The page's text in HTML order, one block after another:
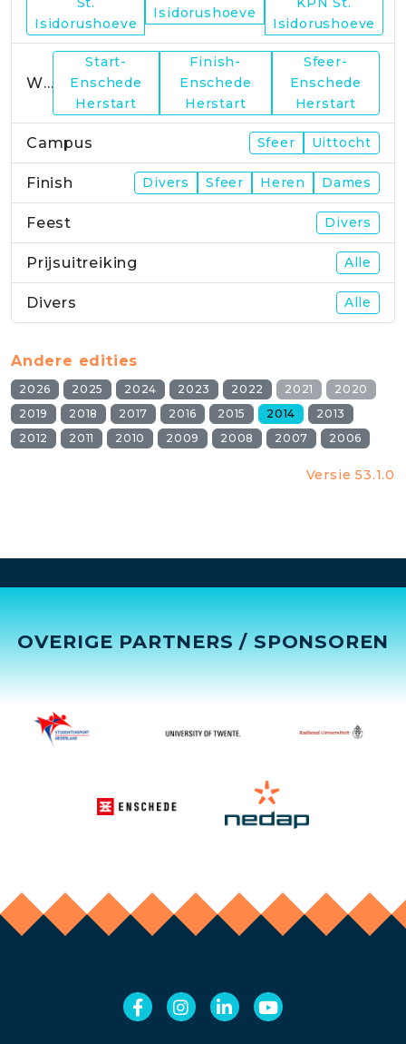
Isidorushoeve
Isidorushoeve
Isidorushoeve
WP23
Start-
Enschede
Herstart
Finish-
Enschede
Herstart
Sfeer-
Enschede
Herstart
Campus Sfeer Uittocht
Finish Divers Sfeer Heren Dames
Feest Divers
Prijsuitreiking Alle
Divers Alle
Andere edities
2026 2025 2024 2023 2022 2021
2020
2019
2018 2017 2016 2015 2014
2013
2012
2011 2010 2009 2008 2007 2006
Versie 53.1.0
OVERIGE PARTNERS / SPONSOREN